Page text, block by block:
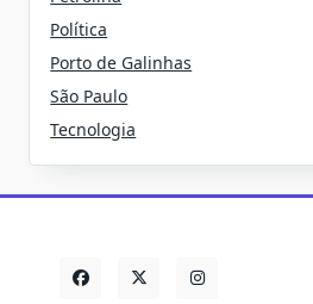
Política
Porto de Galinhas
São Paulo
Tecnologia